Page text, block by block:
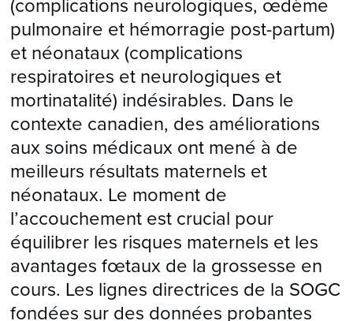
(complications neurologiques, œdème
pulmonaire et hémorragie post-partum)
et néonataux (complications
respiratoires et neurologiques et
mortinatalité) indésirables. Dans le
contexte canadien, des améliorations
aux soins médicaux ont mené à de
meilleurs résultats maternels et
néonataux. Le moment de
l’accouchement est crucial pour
équilibrer les risques maternels et les
avantages fœtaux de la grossesse en
cours. Les lignes directrices de la SOGC
fondées sur des données probantes